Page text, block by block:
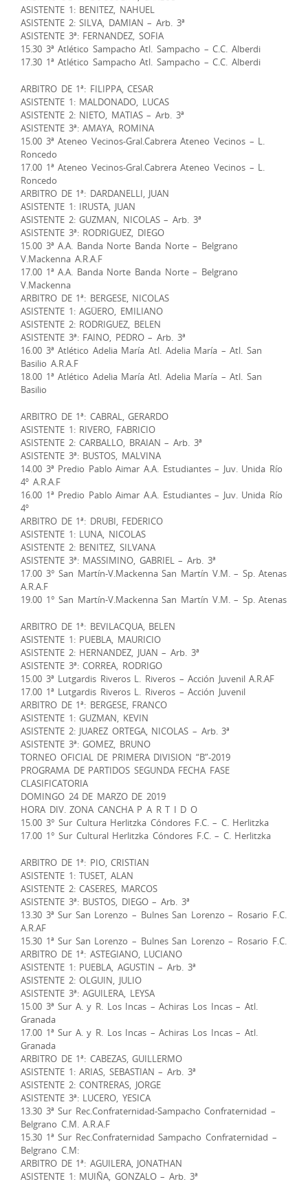
ASISTENTE 1: BENITEZ, NAHUEL
ASISTENTE 2: SILVA, DAMIAN – Arb. 3ª
ASISTENTE 3ª: FERNANDEZ, SOFIA
15.30 3ª Atlético Sampacho Atl. Sampacho – C.C. Alberdi
17.30 1ª Atlético Sampacho Atl. Sampacho – C.C. Alberdi
ARBITRO DE 1ª: FILIPPA, CESAR
ASISTENTE 1: MALDONADO, LUCAS
ASISTENTE 2: NIETO, MATIAS – Arb. 3ª
ASISTENTE 3ª: AMAYA, ROMINA
15.00 3ª Ateneo Vecinos-Gral.Cabrera Ateneo Vecinos – L.
Roncedo
17.00 1ª Ateneo Vecinos-Gral.Cabrera Ateneo Vecinos – L.
Roncedo
ARBITRO DE 1ª: DARDANELLI, JUAN
ASISTENTE 1: IRUSTA, JUAN
ASISTENTE 2: GUZMAN, NICOLAS – Arb. 3ª
ASISTENTE 3ª: RODRIGUEZ, DIEGO
15.00 3ª A.A. Banda Norte Banda Norte – Belgrano
V.Mackenna A.R.A.F
17.00 1ª A.A. Banda Norte Banda Norte – Belgrano
V.Mackenna
ARBITRO DE 1ª: BERGESE, NICOLAS
ASISTENTE 1: AGÜERO, EMILIANO
ASISTENTE 2: RODRIGUEZ, BELEN
ASISTENTE 3ª: FAINO, PEDRO – Arb. 3ª
16.00 3ª Atlético Adelia María Atl. Adelia María – Atl. San
Basilio A.R.A.F
18.00 1ª Atlético Adelia María Atl. Adelia María – Atl. San
Basilio
ARBITRO DE 1ª: CABRAL, GERARDO
ASISTENTE 1: RIVERO, FABRICIO
ASISTENTE 2: CARBALLO, BRAIAN – Arb. 3ª
ASISTENTE 3ª: BUSTOS, MALVINA
14.00 3ª Predio Pablo Aimar A.A. Estudiantes – Juv. Unida Río
4º A.R.A.F
16.00 1ª Predio Pablo Aimar A.A. Estudiantes – Juv. Unida Río
4º
ARBITRO DE 1ª: DRUBI, FEDERICO
ASISTENTE 1: LUNA, NICOLAS
ASISTENTE 2: BENITEZ, SILVANA
ASISTENTE 3ª: MASSIMINO, GABRIEL – Arb. 3ª
17.00 3° San Martín-V.Mackenna San Martín V.M. – Sp. Atenas
A.R.A.F
19.00 1° San Martín-V.Mackenna San Martín V.M. – Sp. Atenas
ARBITRO DE 1ª: BEVILACQUA, BELEN
ASISTENTE 1: PUEBLA, MAURICIO
ASISTENTE 2: HERNANDEZ, JUAN – Arb. 3ª
ASISTENTE 3ª: CORREA, RODRIGO
15.00 3ª Lutgardis Riveros L. Riveros – Acción Juvenil A.R.AF
17.00 1ª Lutgardis Riveros L. Riveros – Acción Juvenil
ARBITRO DE 1ª: BERGESE, FRANCO
ASISTENTE 1: GUZMAN, KEVIN
ASISTENTE 2: JUAREZ ORTEGA, NICOLAS – Arb. 3ª
ASISTENTE 3ª: GOMEZ, BRUNO
TORNEO OFICIAL DE PRIMERA DIVISION “B”-2019
PROGRAMA DE PARTIDOS SEGUNDA FECHA FASE
CLASIFICATORIA
DOMINGO 24 DE MARZO DE 2019
HORA DIV. ZONA CANCHA P A R T I D O
15.00 3° Sur Cultura Herlitzka Cóndores F.C. – C. Herlitzka
17.00 1° Sur Cultural Herlitzka Cóndores F.C. – C. Herlitzka
ARBITRO DE 1ª: PIO, CRISTIAN
ASISTENTE 1: TUSET, ALAN
ASISTENTE 2: CASERES, MARCOS
ASISTENTE 3ª: BUSTOS, DIEGO – Arb. 3ª
13.30 3ª Sur San Lorenzo – Bulnes San Lorenzo – Rosario F.C.
A.R.AF
15.30 1ª Sur San Lorenzo – Bulnes San Lorenzo – Rosario F.C.
ARBITRO DE 1ª: ASTEGIANO, LUCIANO
ASISTENTE 1: PUEBLA, AGUSTIN – Arb. 3ª
ASISTENTE 2: OLGUIN, JULIO
ASISTENTE 3ª: AGUILERA, LEYSA
15.00 3ª Sur A. y R. Los Incas – Achiras Los Incas – Atl.
Granada
17.00 1ª Sur A. y R. Los Incas – Achiras Los Incas – Atl.
Granada
ARBITRO DE 1ª: CABEZAS, GUILLERMO
ASISTENTE 1: ARIAS, SEBASTIAN – Arb. 3ª
ASISTENTE 2: CONTRERAS, JORGE
ASISTENTE 3ª: LUCERO, YESICA
13.30 3ª Sur Rec.Confraternidad-Sampacho Confraternidad –
Belgrano C.M. A.R.A.F
15.30 1ª Sur Rec.Confraternidad Sampacho Confraternidad –
Belgrano C.M:
ARBITRO DE 1ª: AGUILERA, JONATHAN
ASISTENTE 1: MUIÑA, GONZALO – Arb. 3ª